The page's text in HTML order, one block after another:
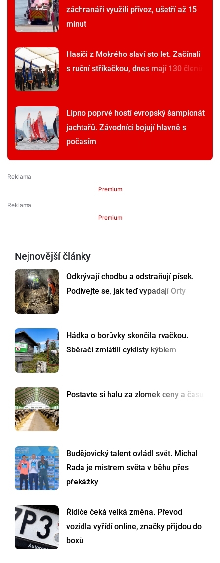
záchranáři využili přívoz, ušetří až 15
minut
Hasiči z Mokrého slaví sto let. Začínali
s ruční stříkačkou, dnes mají 130 členů
Lipno poprvé hostí evropský šampionát
jachtařů. Závodníci bojují hlavně s
počasím
Premium
Premium
Nejnovější články
Odkrývají chodbu a odstraňují písek.
Podívejte se, jak teď vypadají Orty
Hádka o borůvky skončila rvačkou.
Sběrači zmlátili cyklisty kýblem
Postavte si halu za zlomek ceny a času
Budějovický talent ovládl svět. Michal
Rada je mistrem světa v běhu přes
překážky
Řidiče čeká velká změna. Převod
vozidla vyřídí online, značky přijdou do
boxů